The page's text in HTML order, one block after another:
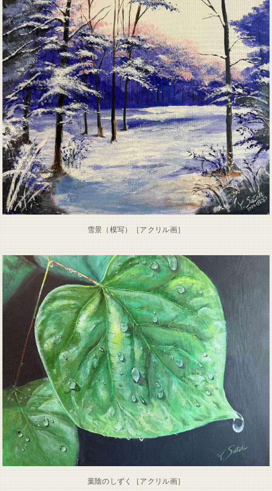
雪景（模写）［アクリル画］
葉陰のしずく［アクリル画］